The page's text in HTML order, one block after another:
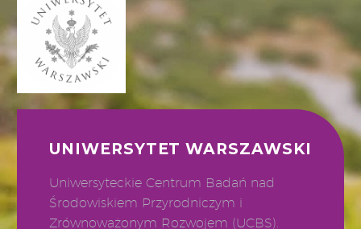
UNIWERSYTET WARSZAWSKI
Uniwersyteckie Centrum Badań nad
Środowiskiem Przyrodniczym i
Zrównoważonym Rozwojem (UCBS).